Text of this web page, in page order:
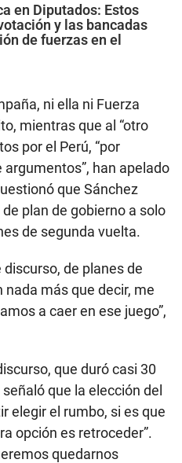
en Diputados: Estos
y las bancadas
de fuerzas en el
ni ella ni Fuerza
mientras que al “otro
por el Perú, “por
han apelado
que Sánchez
plan de gobierno a solo
de segunda vuelta.
de planes de
más que decir, me
a caer en ese juego”,
que duró casi 30
que la elección del
elegir el rumbo, si es que
opción es retroceder”.
quedarnos